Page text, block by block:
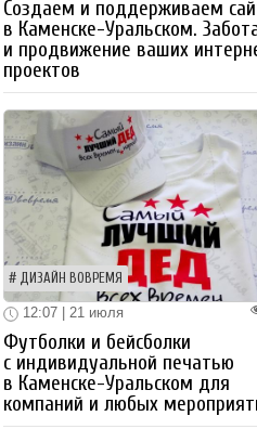
Создаем и поддерживаем
в Каменске-Уральском.
и продвижение ваших
проектов
ДИЗАЙН ВОВРЕМЯ
12:07 | 21 июля
Футболки и бейсболки
с индивидуальной печатью
в Каменске-Уральском для
компаний и любых